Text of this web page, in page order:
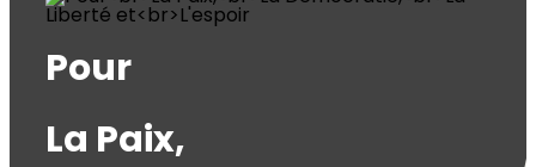
Pour
La Paix,